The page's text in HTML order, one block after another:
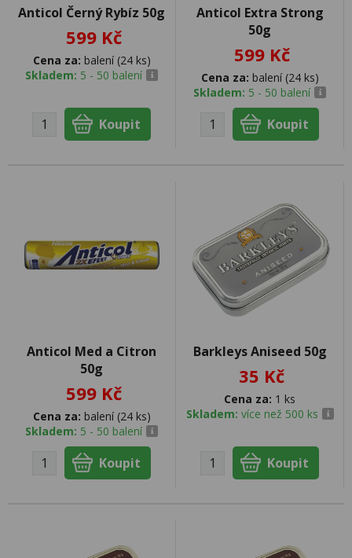
Anticol Černý Rybíz 50g
599 Kč
Cena za: balení (24 ks)
Skladem: 5 - 50 balení
Anticol Extra Strong
50g
599 Kč
Cena za: balení (24 ks)
Skladem: 5 - 50 balení
Anticol Med a Citron
50g
599 Kč
Cena za: balení (24 ks)
Skladem: 5 - 50 balení
Barkleys Aniseed 50g
35 Kč
Cena za: 1 ks
Skladem: více než 500 ks